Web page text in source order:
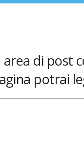
area di post
potrai